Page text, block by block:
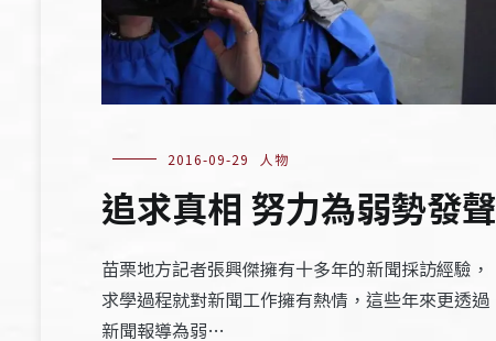
2016-09-29 人物
追求真相 努力為弱勢發聲
苗栗地方記者張興傑擁有十多年的新聞採訪經驗，
求學過程就對新聞工作擁有熱情，這些年來更透過
新聞報導為弱…